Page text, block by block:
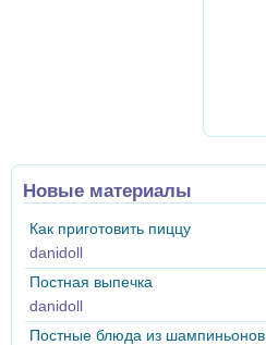
Новые материалы
Как приготовить пиццу
danidoll
Постная выпечка
danidoll
Постные блюда из шампиньонов